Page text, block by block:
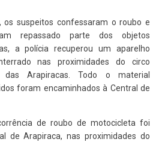
os suspeitos confessaram o roubo e
repassado parte dos objetos
a polícia recuperou um aparelho
nas proximidades do circo
Arapiracas. Todo o material
foram encaminhados à Central de
de roubo de motocicleta foi
de Arapiraca, nas proximidades do